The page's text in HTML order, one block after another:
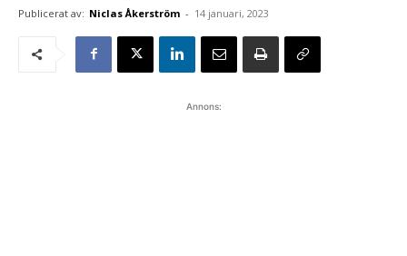
Publicerat av: Niclas Åkerström - 14 januari, 2023
Annons: